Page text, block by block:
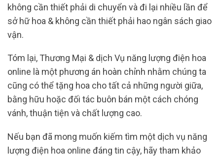
không cần thiết phải di chuyển và đi lại nhiều lần để
sở hữ hoa & không cần thiết phải hao ngân sách giao
vận.
Tóm lại, Thương Mại & dịch Vụ năng lượng điện hoa
online là một phương án hoàn chỉnh nhằm chúng ta
cũng có thể tặng hoa cho tất cả những người giữa,
bằng hữu hoặc đối tác buôn bán một cách chóng
vánh, thuận tiện và chất lượng cao.
Nếu bạn đã mong muốn kiếm tìm một dịch vụ năng
lượng điện hoa online đáng tin cậy, hãy tham khảo